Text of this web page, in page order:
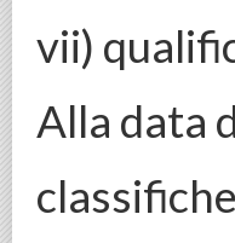
vii)
Alla data